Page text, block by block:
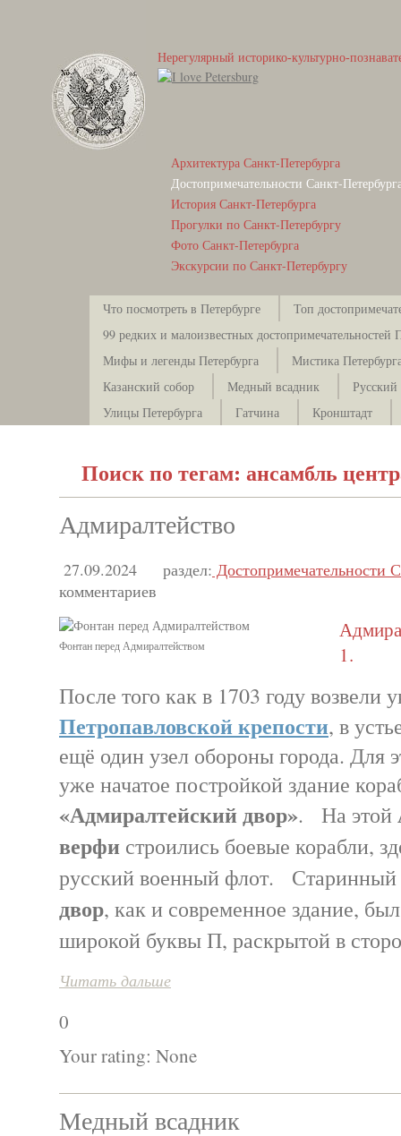
Нерегулярный историко-культурно-
Архитектура Санкт-Петербурга
Достопримечательности Санкт-
История Санкт-Петербурга
Прогулки по Санкт-Петербургу
Фото Санкт-Петербурга
Экскурсии по Санкт-Петербургу
Что посмотреть в Петербурге
Топ
99 редких и малоизвестных достопримечательностей
Мифы и легенды Петербурга
Мистика
Казанский собор
Медный всадник
Улицы Петербурга
Гатчина Кронштадт
Поиск по тегам: ансамбль
Адмиралтейство
27.09.2024 раздел: Достопримечательности
комментариев
Фонтан перед Адмиралтейством
1.
После того как в 1703 году возвели
Петропавловской крепости, в
ещё один узел обороны города. Для
уже начатое постройкой здание
«Адмиралтейский двор». На этой
верфи строились боевые корабли,
русский военный флот. Старинный
двор, как и современное здание,
широкой буквы П, раскрытой в
Читать дальше
0
Your rating: None
Медный всадник